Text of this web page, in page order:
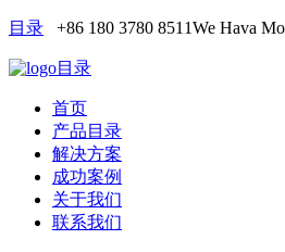
目录 +86 180 3780 8511We Hava
目录
首页
产品目录
解决方案
成功案例
关于我们
联系我们